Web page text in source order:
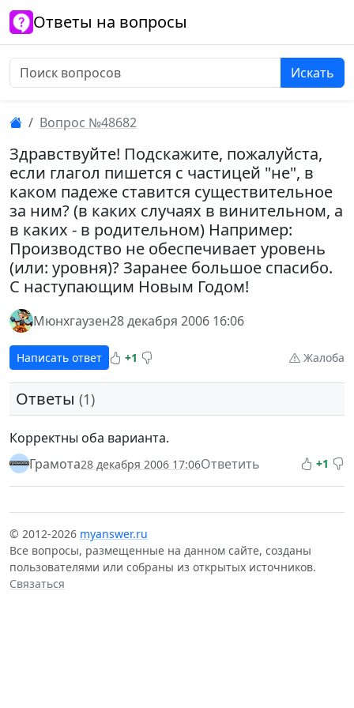
Ответы на вопросы
Искать
Вопрос №48682
Здравствуйте! Подскажите, пожалуйста,
если глагол пишется с частицей "не", в
каком падеже ставится существительное
за ним? (в каких случаях в винительном, а
в каких - в родительном) Например:
Производство не обеспечивает уровень
(или: уровня)? Заранее большое спасибо.
С наступающим Новым Годом!
Мюнхгаузен28 декабря 2006 16:06
Написать ответ +1 Жалоба
Ответы (1)
Корректны оба варианта.
Грамота28 декабря 2006 17:06Ответить +1
© 2012-2026 myanswer.ru
Все вопросы, размещенные на данном сайте, созданы
пользователями или собраны из открытых источников.
Связаться